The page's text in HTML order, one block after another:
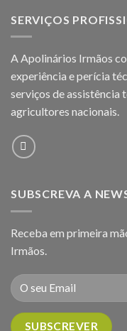
SERVIÇOS
A Apolinários Irmãos
experiência e perícia
serviços de assistência
agricultores nacionais.
SUBSCREVA A
Receba em primeira
Irmãos.